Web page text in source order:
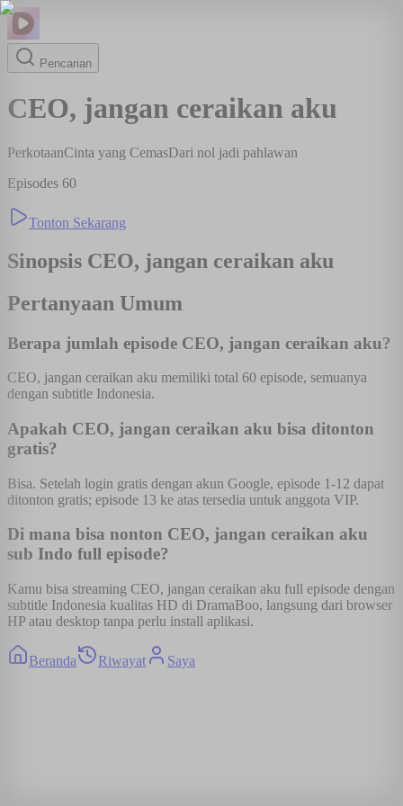
Pencarian
CEO, jangan ceraikan aku
PerkotaanCinta yang CemasDari nol jadi pahlawan
Episodes 60
Tonton Sekarang
Sinopsis CEO, jangan ceraikan aku
Pertanyaan Umum
Berapa jumlah episode CEO, jangan ceraikan aku?
CEO, jangan ceraikan aku memiliki total 60 episode, semuanya
dengan subtitle Indonesia.
Apakah CEO, jangan ceraikan aku bisa ditonton
gratis?
Bisa. Setelah login gratis dengan akun Google, episode 1-12 dapat
ditonton gratis; episode 13 ke atas tersedia untuk anggota VIP.
Di mana bisa nonton CEO, jangan ceraikan aku
sub Indo full episode?
Kamu bisa streaming CEO, jangan ceraikan aku full episode dengan
subtitle Indonesia kualitas HD di DramaBoo, langsung dari browser
HP atau desktop tanpa perlu install aplikasi.
Beranda Riwayat Saya